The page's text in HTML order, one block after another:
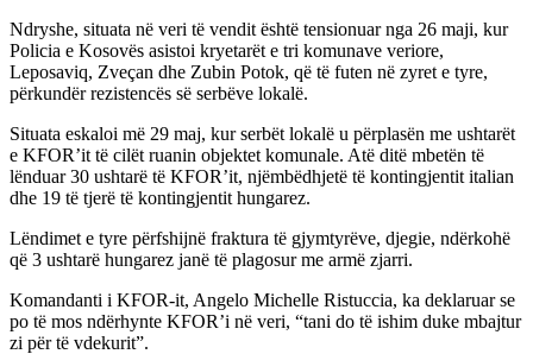
Ndryshe, situata në veri të vendit është tensionuar nga 26 maji, kur
Policia e Kosovës asistoi kryetarët e tri komunave veriore,
Leposaviq, Zveçan dhe Zubin Potok, që të futen në zyret e tyre,
përkundër rezistencës së serbëve lokalë.
Situata eskaloi më 29 maj, kur serbët lokalë u përplasën me ushtarët
e KFOR’it të cilët ruanin objektet komunale. Atë ditë mbetën të
lënduar 30 ushtarë të KFOR’it, njëmbëdhjetë të kontingjentit italian
dhe 19 të tjerë të kontingjentit hungarez.
Lëndimet e tyre përfshijnë fraktura të gjymtyrëve, djegie, ndërkohë
që 3 ushtarë hungarez janë të plagosur me armë zjarri.
Komandanti i KFOR-it, Angelo Michelle Ristuccia, ka deklaruar se
po të mos ndërhynte KFOR’i në veri, “tani do të ishim duke mbajtur
zi për të vdekurit”.